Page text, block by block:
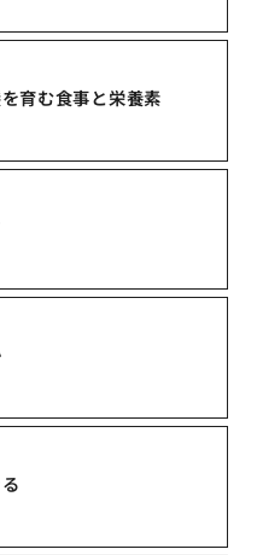
育む食事と栄養素